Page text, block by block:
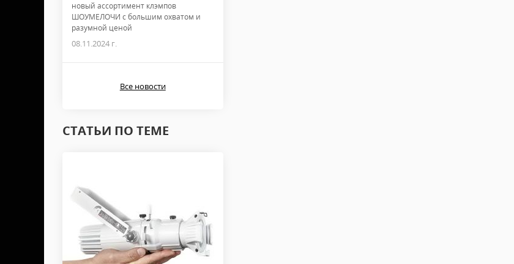
новый ассортимент клэмпов
ШОУМЕЛОЧИ с большим охватом и
разумной ценой
08.11.2024 г.
Все новости
СТАТЬИ ПО ТЕМЕ